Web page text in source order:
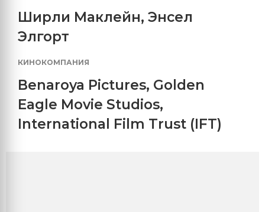
Ширли Маклейн, Энсел
Элгорт
КИНОКОМПАНИЯ
Benaroya Pictures, Golden
Eagle Movie Studios,
International Film Trust (IFT)